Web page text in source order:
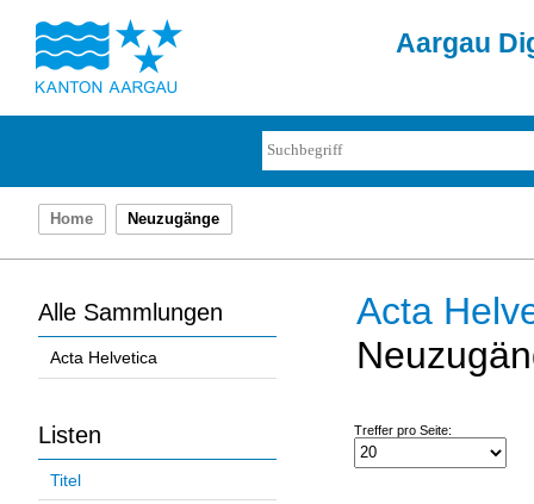
Aargau
Home Neuzugänge
Alle Sammlungen
Acta Helvetica
Listen
Titel
Acta
Treffer pro Seite: